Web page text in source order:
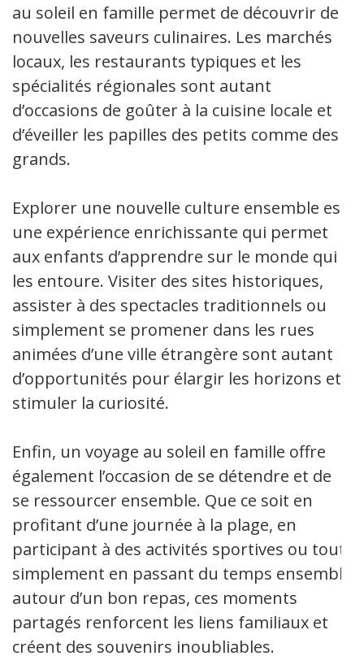
au soleil en famille permet de découvrir de
nouvelles saveurs culinaires. Les marchés
locaux, les restaurants typiques et les
spécialités régionales sont autant
d’occasions de goûter à la cuisine locale et
d’éveiller les papilles des petits comme des
grands.
Explorer une nouvelle culture ensemble est
une expérience enrichissante qui permet
aux enfants d’apprendre sur le monde qui
les entoure. Visiter des sites historiques,
assister à des spectacles traditionnels ou
simplement se promener dans les rues
animées d’une ville étrangère sont autant
d’opportunités pour élargir les horizons et
stimuler la curiosité.
Enfin, un voyage au soleil en famille offre
également l’occasion de se détendre et de
se ressourcer ensemble. Que ce soit en
profitant d’une journée à la plage, en
participant à des activités sportives ou tout
simplement en passant du temps ensemble
autour d’un bon repas, ces moments
partagés renforcent les liens familiaux et
créent des souvenirs inoubliables.